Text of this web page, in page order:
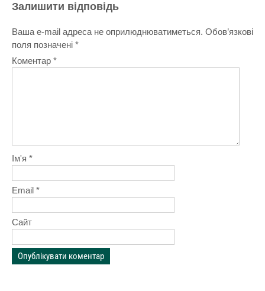
Залишити відповідь
Ваша e-mail адреса не оприлюднюватиметься. Обов’язкові
поля позначені *
Коментар *
Ім'я *
Email *
Сайт